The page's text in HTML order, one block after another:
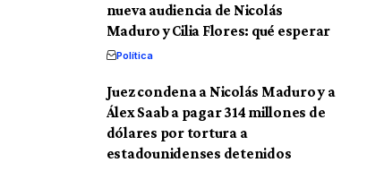
nueva audiencia de Nicolás
Maduro y Cilia Flores: qué esperar
Política
Juez condena a Nicolás Maduro y a
Álex Saab a pagar 314 millones de
dólares por tortura a
estadounidenses detenidos